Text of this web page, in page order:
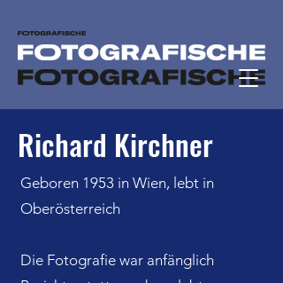
Richard Kirchner
Geboren 1953 in Wien, lebt in
Oberösterreich
Die Fotografie war anfänglich